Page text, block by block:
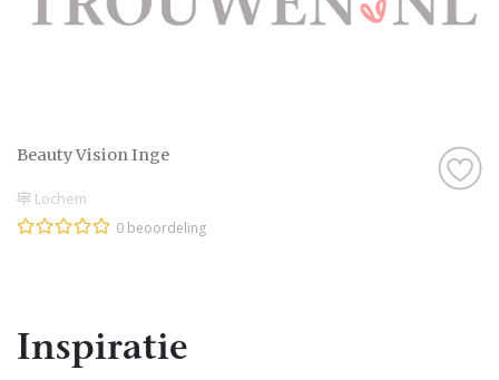
Beauty Vision Inge
Lochem
0 beoordeling
Inspiratie